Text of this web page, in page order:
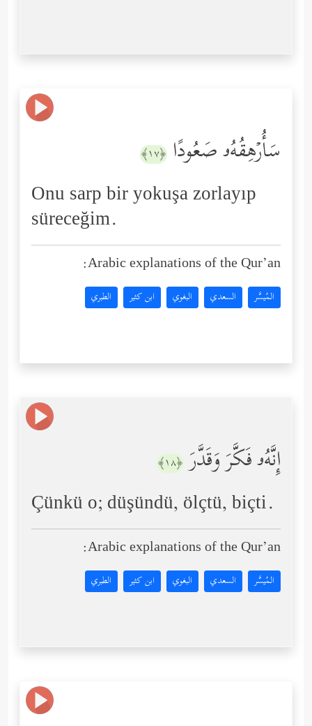
سَأُرۡهِقُهُۥ صَعُودًا ﴿١٧﴾
Onu sarp bir yokuşa zorlayıp
süreceğim.
Arabic explanations of the Qur’an:
المُيسَّر السعدي البغوي ابن كثير الطبري
إِنَّهُۥ فَكَّرَ وَقَدَّرَ ﴿١٨﴾
Çünkü o; düşündü, ölçtü, biçti.
Arabic explanations of the Qur’an:
المُيسَّر السعدي البغوي ابن كثير الطبري